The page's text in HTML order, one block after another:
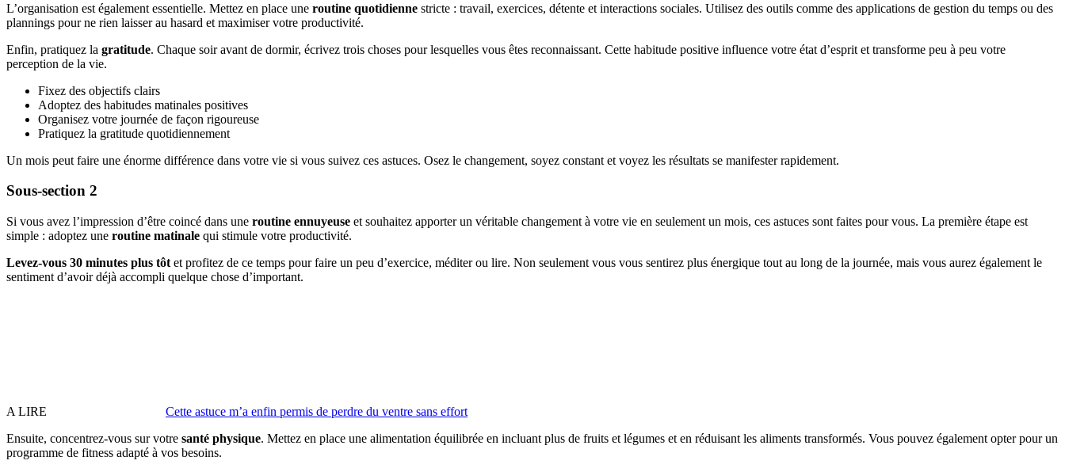
L’organisation est également essentielle. Mettez en place une routine quotidienne stricte : travail, exercices, détente et interactions sociales. Utilisez des outils comme des applications de gestion du temps ou des
plannings pour ne rien laisser au hasard et maximiser votre productivité.
Enfin, pratiquez la gratitude. Chaque soir avant de dormir, écrivez trois choses pour lesquelles vous êtes reconnaissant. Cette habitude positive influence votre état d’esprit et transforme peu à peu votre
perception de la vie.
Fixez des objectifs clairs
Adoptez des habitudes matinales positives
Organisez votre journée de façon rigoureuse
Pratiquez la gratitude quotidiennement
Un mois peut faire une énorme différence dans votre vie si vous suivez ces astuces. Osez le changement, soyez constant et voyez les résultats se manifester rapidement.
Sous-section 2
Si vous avez l’impression d’être coincé dans une routine ennuyeuse et souhaitez apporter un véritable changement à votre vie en seulement un mois, ces astuces sont faites pour vous. La première étape est
simple : adoptez une routine matinale qui stimule votre productivité.
Levez-vous 30 minutes plus tôt et profitez de ce temps pour faire un peu d’exercice, méditer ou lire. Non seulement vous vous sentirez plus énergique tout au long de la journée, mais vous aurez également le
sentiment d’avoir déjà accompli quelque chose d’important.
A LIRE
Cette astuce m’a enfin permis de perdre du ventre sans effort
Ensuite, concentrez-vous sur votre santé physique. Mettez en place une alimentation équilibrée en incluant plus de fruits et légumes et en réduisant les aliments transformés. Vous pouvez également opter pour un
programme de fitness adapté à vos besoins.